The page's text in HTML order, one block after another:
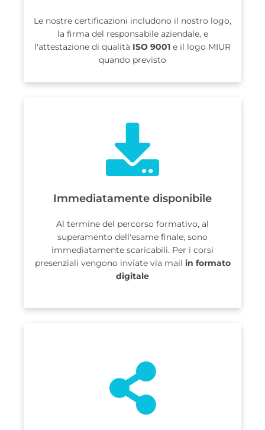
Le nostre certificazioni includono il nostro logo,
la firma del responsabile aziendale, e
l'attestazione di qualità ISO 9001 e il logo MIUR
quando previsto
Immediatamente disponibile
Al termine del percorso formativo, al
superamento dell'esame finale, sono
immediatamente scaricabili. Per i corsi
presenziali vengono inviate via mail in formato
digitale